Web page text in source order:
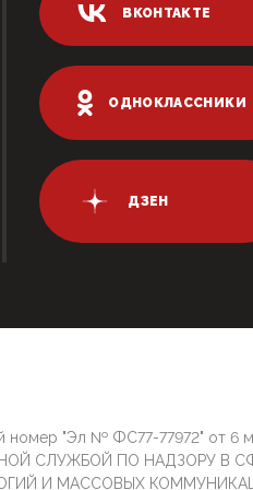
ВКОНТАКТЕ
ОДНОКЛАССНИКИ
ДЗЕН
номер "Эл № ФС77-77972" от 6
СЛУЖБОЙ ПО НАДЗОРУ В
И МАССОВЫХ